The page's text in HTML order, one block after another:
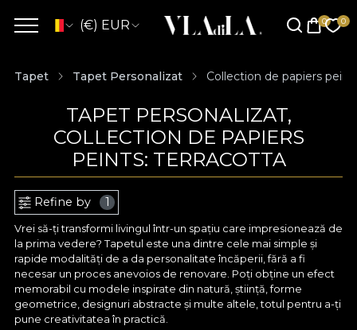
(€) EUR
Tapet Tapet Personalizat Collection de papiers
TAPET PERSONALIZAT,
COLLECTION DE PAPIERS
PEINTS: TERRACOTTA
Refine by 1
Vrei să-ți transformi livingul într-un spațiu care impresionează de
la prima vedere? Tapetul este una dintre cele mai simple și
rapide modalități de a da personalitate încăperii, fără a fi
necesar un proces anevoios de renovare. Poți obține un efect
memorabil cu modele inspirate din natură, știință, forme
geometrice, designuri abstracte și multe altele, totul pentru a-ți
pune creativitatea în practică.